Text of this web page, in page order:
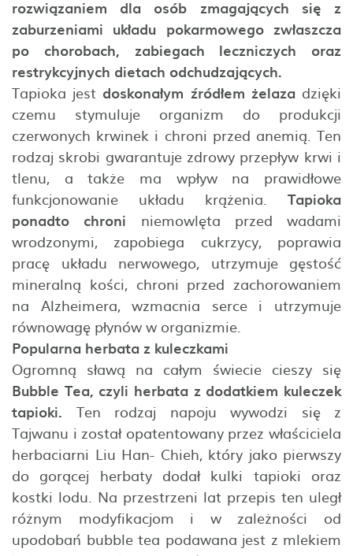
rozwiązaniem dla osób zmagających się z
zaburzeniami układu pokarmowego zwłaszcza
po chorobach, zabiegach leczniczych oraz
restrykcyjnych dietach odchudzających.
Tapioka jest doskonałym źródłem żelazadzięki
czemu stymuluje organizm do produkcji
czerwonych krwinek i chroni przed anemią. Ten
rodzaj skrobi gwarantuje zdrowy przepływ krwi i
tlenu, a także ma wpływ na prawidłowe
funkcjonowanie układu krążenia. Tapioka
ponadto chroni niemowlęta przed wadami
wrodzonymi, zapobiega cukrzycy, poprawia
pracę układu nerwowego, utrzymuje gęstość
mineralną kości, chroni przed zachorowaniem
na Alzheimera, wzmacnia serce i utrzymuje
równowagę płynów w organizmie.
Popularna herbata z kuleczkami
Ogromną sławą na całym świecie cieszy się
Bubble Tea, czyli herbata z dodatkiem kuleczek
tapioki. Ten rodzaj napoju wywodzi się z
Tajwanu i został opatentowany przez właściciela
herbaciarni Liu Han- Chieh, który jako pierwszy
do gorącej herbaty dodał kulki tapioki oraz
kostki lodu. Na przestrzeni lat przepis ten uległ
różnym modyfikacjom i w zależności od
upodobań bubble tea podawana jest z mlekiem